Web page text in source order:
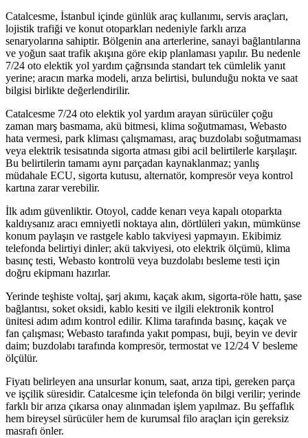
Catalcesme, İstanbul içinde günlük araç kullanımı, servis araçları,
lojistik trafiği ve konut otoparkları nedeniyle farklı arıza
senaryolarına sahiptir. Bölgenin ana arterlerine, sanayi bağlantılarına
ve yoğun saat trafik akışına göre ekip planlaması yapılır. Bu nedenle
7/24 oto elektik yol yardım çağrısında standart tek cümlelik yanıt
yerine; aracın marka modeli, arıza belirtisi, bulunduğu nokta ve saat
bilgisi birlikte değerlendirilir.
Catalcesme 7/24 oto elektik yol yardım arayan sürücüler çoğu
zaman marş basmama, akü bitmesi, klima soğutmaması, Webasto
hata vermesi, park kliması çalışmaması, araç buzdolabı soğutmaması
veya elektrik tesisatında sigorta atması gibi acil belirtilerle karşılaşır.
Bu belirtilerin tamamı aynı parçadan kaynaklanmaz; yanlış
müdahale ECU, sigorta kutusu, alternatör, kompresör veya kontrol
kartına zarar verebilir.
İlk adım güvenliktir. Otoyol, cadde kenarı veya kapalı otoparkta
kaldıysanız aracı emniyetli noktaya alın, dörtlüleri yakın, mümkünse
konum paylaşın ve rastgele kablo takviyesi yapmayın. Ekibimiz
telefonda belirtiyi dinler; akü takviyesi, oto elektrik ölçümü, klima
basınç testi, Webasto kontrolü veya buzdolabı besleme testi için
doğru ekipmanı hazırlar.
Yerinde teşhiste voltaj, şarj akımı, kaçak akım, sigorta-röle hattı, şase
bağlantısı, soket oksidi, kablo kesiti ve ilgili elektronik kontrol
ünitesi adım adım kontrol edilir. Klima tarafında basınç, kaçak ve
fan çalışması; Webasto tarafında yakıt pompası, buji, beyin ve devir
daim; buzdolabı tarafında kompresör, termostat ve 12/24 V besleme
ölçülür.
Fiyatı belirleyen ana unsurlar konum, saat, arıza tipi, gereken parça
ve işçilik süresidir. Catalcesme için telefonda ön bilgi verilir; yerinde
farklı bir arıza çıkarsa onay alınmadan işlem yapılmaz. Bu şeffaflık
hem bireysel sürücüler hem de kurumsal filo araçları için gereksiz
masrafı önler.